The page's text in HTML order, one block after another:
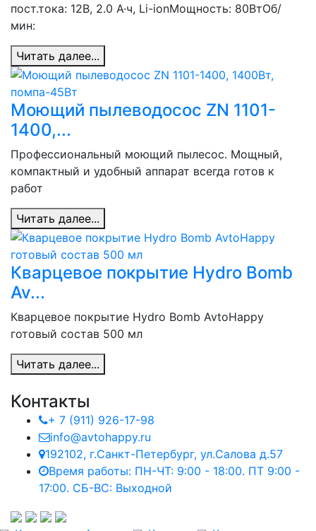
пост.тока: 12В, 2.0 А·ч, Li-ionМощность: 80ВтОб/
мин:
Читать далее...
Моющий пылеводосос ZN 1101-
1400,...
Профессиональный моющий пылесос. Мощный,
компактный и удобный аппарат всегда готов к
работ
Читать далее...
Кварцевое покрытие Hydro Bomb
Av...
Кварцевое покрытие Hydro Bomb AvtoHappy
готовый состав 500 мл
Читать далее...
Контакты
+ 7 (911) 926-17-98
info@avtohappy.ru
192102, г.Санкт-Петербург, ул.Салова д.57
Время работы: ПН-ЧТ: 9:00 - 18:00. ПТ 9:00 -
17:00. СБ-ВС: Выходной